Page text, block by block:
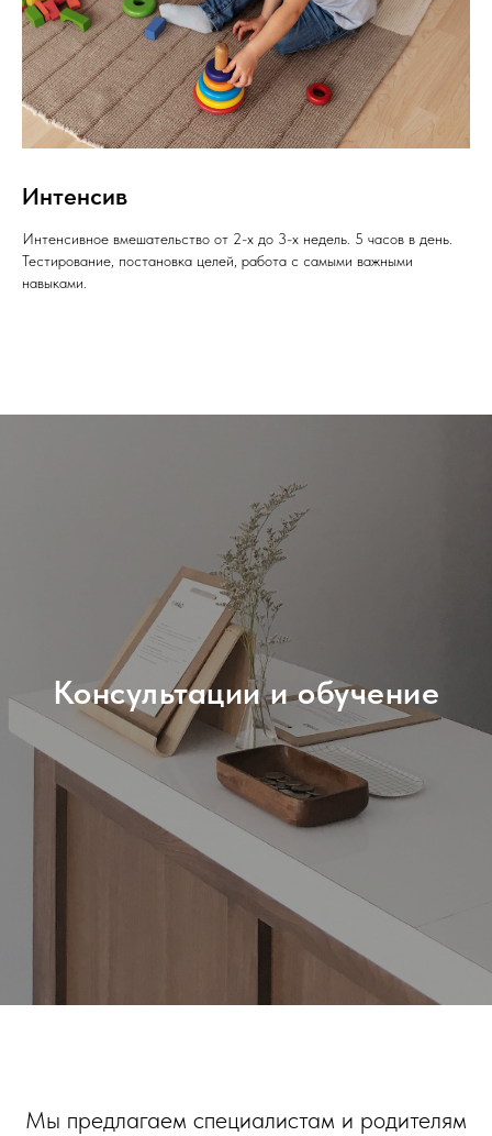
Интенсив
Интенсивное вмешательство от 2-х до 3-х недель. 5 часов в день.
Тестирование, постановка целей, работа с самыми важными
навыками.
Консультации и обучение
Мы предлагаем специалистам и родителям